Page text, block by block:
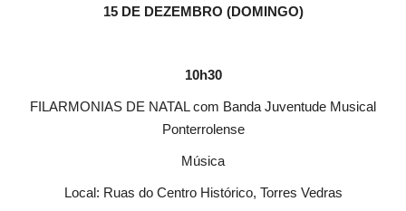
15 DE DEZEMBRO (DOMINGO)
10h30
FILARMONIAS DE NATAL com Banda Juventude Musical
Ponterrolense
Música
Local: Ruas do Centro Histórico, Torres Vedras